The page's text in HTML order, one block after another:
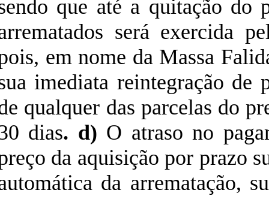
que até a quitação do
será exercida
em nome da Massa
imediata reintegração de
qualquer das parcelas do
dias. d) O atraso no
da aquisição por prazo
da arrematação,